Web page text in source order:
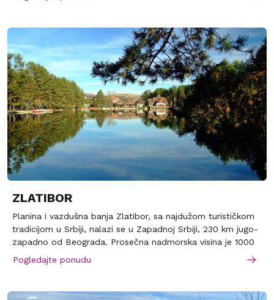
za aktivan odmor i uživanje u prirodi. Odlikuje ga 200
sunca“. Zbog svojih prirodnih vrednosti, Kopaonik je 1981
proglašen nacionalnim parkom.
ZLATIBOR
Planina i vazdušna banja Zlatibor, sa najdužom turističkom
tradicijom u Srbiji, nalazi se u Zapadnoj Srbiji, 230 km jugo-
zapadno od Beograda. Prosečna nadmorska visina je 1000
m. Čudotvorna klima Zlatibora je povoljna i za lečenje
bronhijalne astme i drugih alergijskih oboljenja. Ovako
dece i starijih osoba i poboljšanje opštefizičkog stanja
Pogledajte ponudu